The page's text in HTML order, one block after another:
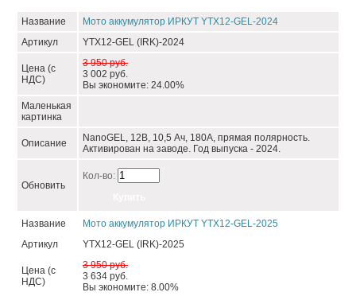
Название
Мото аккумулятор ИРКУТ YTX12-GEL-2024
Артикул
YTX12-GEL (IRK)-2024
Цена (с
НДС)
3 950 руб.
3 002 руб.
Вы экономите: 24.00%
Маленькая
картинка
Описание
NanoGEL, 12В, 10,5 Ач, 180А, прямая полярность.
Активирован на заводе. Год выпуска - 2024.
Обновить
Кол-во:
Название
Мото аккумулятор ИРКУТ YTX12-GEL-2025
Артикул
YTX12-GEL (IRK)-2025
Цена (с
НДС)
3 950 руб.
3 634 руб.
Вы экономите: 8.00%